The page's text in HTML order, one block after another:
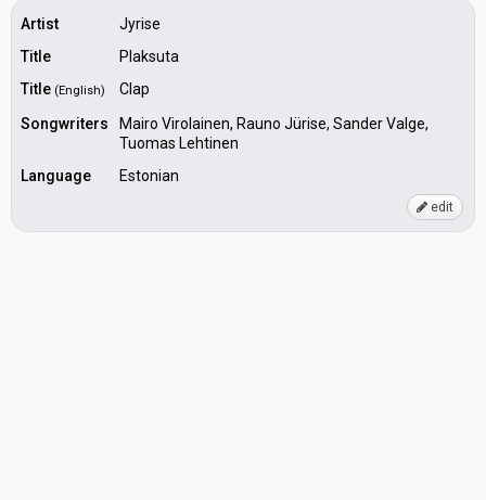
Artist
Jyrise
Title
Plaksuta
Title (English)
Clap
Songwriters
Mairo Virolainen, Rauno Jürise, Sander Valge,
Tuomas Lehtinen
Language
Estonian
edit